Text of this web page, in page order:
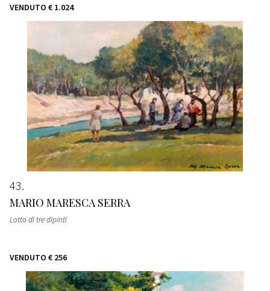
VENDUTO € 1.024
43
MARIO MARESCA SERRA
Lotto di tre dipinti
VENDUTO € 256